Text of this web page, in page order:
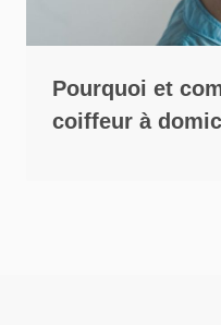
Pourquoi et
coiffeur à